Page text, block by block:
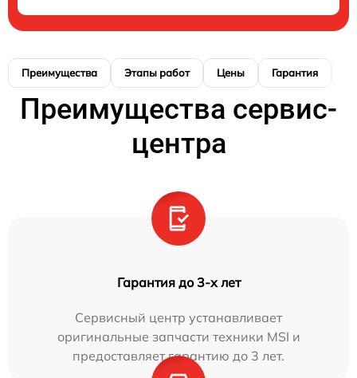
Преимущества Этапы работ Цены Гарантия
Преимущества сервис-
центра
Гарантия до 3-х лет
Сервисный центр устанавливает
оригинальные запчасти техники MSI и
предоставляет гарантию до 3 лет.